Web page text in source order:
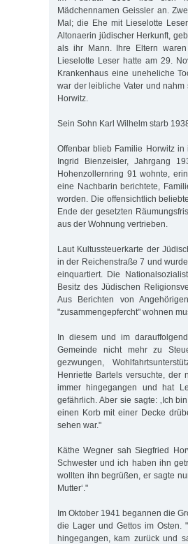
Mädchennamen Geissler an.
Mal; die Ehe mit Lieselotte
Altonaerin jüdischer Herkunft,
als ihr Mann. Ihre Eltern
Lieselotte Leser hatte am 29.
Krankenhaus eine uneheliche
war der leibliche Vater und
Horwitz.
Sein Sohn Karl Wilhelm starb
Offenbar blieb Familie Horwitz
Ingrid Bienzeisler, Jahrgang
Hohenzollernring 91 wohnte,
eine Nachbarin berichtete,
worden. Die offensichtlich
Ende der gesetzten
aus der Wohnung vertrieben.
Laut Kultussteuerkarte der
in der Reichenstraße 7 und
einquartiert. Die
Besitz des Jüdischen
Aus Berichten von
"zusammengepfercht" wohnen
In diesem und im
Gemeinde nicht mehr zu
gezwungen,
Henriette Bartels versuchte, der
immer hingegangen und hat
gefährlich. Aber sie sagte: ‚Ich
einen Korb mit einer Decke
sehen war."
Käthe Wegner sah Siegfried
Schwester und ich haben ihn
wollten ihn begrüßen, er sagte
Mutter‘."
Im Oktober 1941 begannen die
die Lager und Gettos im Osten.
hingegangen, kam zurück und